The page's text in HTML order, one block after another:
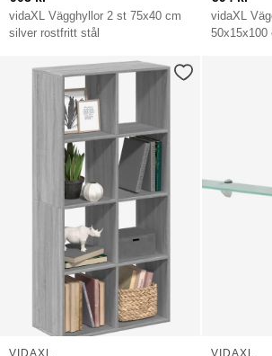
vidaXL Vägghyllor 2 st 75x40 cm
silver rostfritt stål
vidaXL
50x15x100
VIDAXL VIDAXL